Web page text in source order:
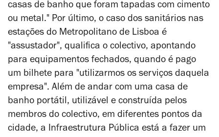
casas de banho que foram tapadas com cimento
ou metal." Por último, o caso dos sanitários nas
estações do Metropolitano de Lisboa é
"assustador", qualifica o colectivo, apontando
para equipamentos fechados, quando é pago
um bilhete para "utilizarmos os serviços daquela
empresa". Além de andar com uma casa de
banho portátil, utilizável e construída pelos
membros do colectivo, em diferentes pontos da
cidade, a Infraestrutura Pública está a fazer um